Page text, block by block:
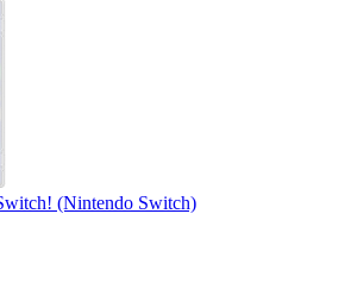
(Nintendo Switch)